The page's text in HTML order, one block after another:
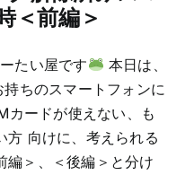
＜前編＞
たい屋です
本日は、
ちのスマートフォンに
カードが使えない、も
方 向けに、考えられる
編＞、＜後編＞と分け